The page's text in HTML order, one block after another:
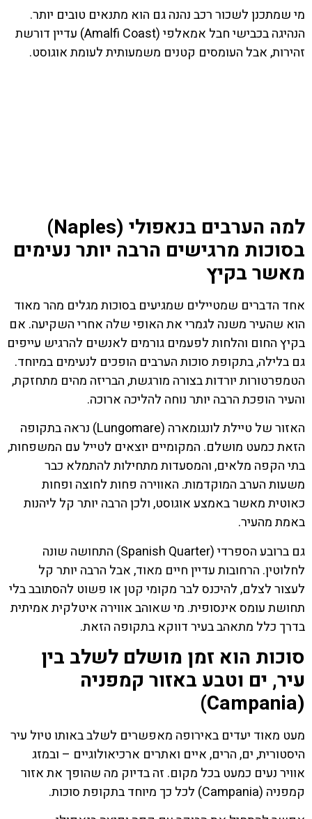
מי שמתכנן לשכור רכב נהנה גם הוא מתנאים טובים יותר.
הנהיגה בכבישי חבל אמאלפי (Amalfi Coast) עדיין דורשת
זהירות, אבל העומסים קטנים משמעותית לעומת אוגוסט.
למה הערבים בנאפולי (Naples)
בסוכות מרגישים הרבה יותר נעימים
מאשר בקיץ
אחד הדברים שמטיילים שמגיעים בסוכות מגלים מהר מאוד
הוא שהעיר משנה לגמרי את האופי שלה אחרי השקיעה. אם
בקיץ החום והלחות לפעמים גורמים לאנשים להרגיש עייפים
גם בלילה, בתקופת סוכות הערבים הופכים לנעימים במיוחד.
הטמפרטורות יורדות בצורה מורגשת, הבריזה מהים מתחזקת,
והעיר הופכת הרבה יותר נוחה להליכה ארוכה.
האזור של טיילת לונגומארה (Lungomare) נראה בתקופה
הזאת כמעט מושלם. המקומיים יוצאים לטייל עם המשפחות,
בתי הקפה מלאים, והמסעדות מתחילות להתמלא כבר
משעות הערב המוקדמות. האווירה פחות לחוצה ופחות
כאוטית מאשר באמצע אוגוסט, ולכן הרבה יותר קל ליהנות
באמת מהעיר.
גם ברובע הספרדי (Spanish Quarter) התחושה שונה
לחלוטין. הרחובות עדיין חיים מאוד, אבל הרבה יותר קל
לעצור לצלם, להיכנס לבר מקומי קטן או פשוט להסתובב בלי
תחושת עומס אינסופית. מי שאוהב אווירה איטלקית אמיתית
בדרך כלל מתאהב בעיר דווקא בתקופה הזאת.
סוכות הוא זמן מושלם לשלב בין
עיר, ים וטבע באזור קמפניה
(Campania)
מעט מאוד יעדים באירופה מאפשרים לשלב באותו טיול עיר
היסטורית, ים, הרים, איים ואתרים ארכיאולוגיים – ובמזג
אוויר נעים כמעט בכל מקום. זה בדיוק מה שהופך את אזור
קמפניה (Campania) לכל כך מיוחד בתקופת סוכות.